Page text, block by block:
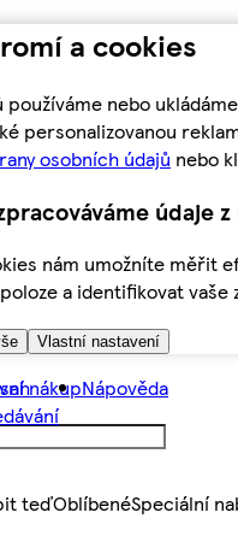
a cookies
používáme nebo
personalizovanou
osobních údajů nebo
údaje
nám umožníte měřit
a identifikovat vaše
Vlastní nastavení
nákupNápověda
teďOblíbenéSpeciální